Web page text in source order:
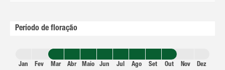
Período de floração
Jan Fev Mar Abr Maio Jun Jul Ago Set Out Nov Dez